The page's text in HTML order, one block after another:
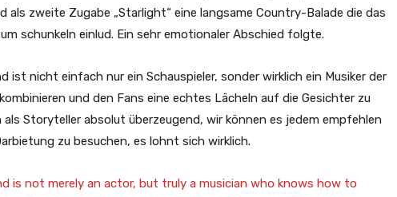
zweite Zugabe „Starlight“ eine langsame Country-Balade die das
schunkeln einlud. Ein sehr emotionaler Abschied folgte.
ist nicht einfach nur ein Schauspieler, sonder wirklich ein Musiker der
und den Fans eine echtes Lächeln auf die Gesichter zu
als Storyteller absolut überzeugend, wir können es jedem empfehlen
zu besuchen, es lohnt sich wirklich.
is not merely an actor, but truly a musician who knows how to